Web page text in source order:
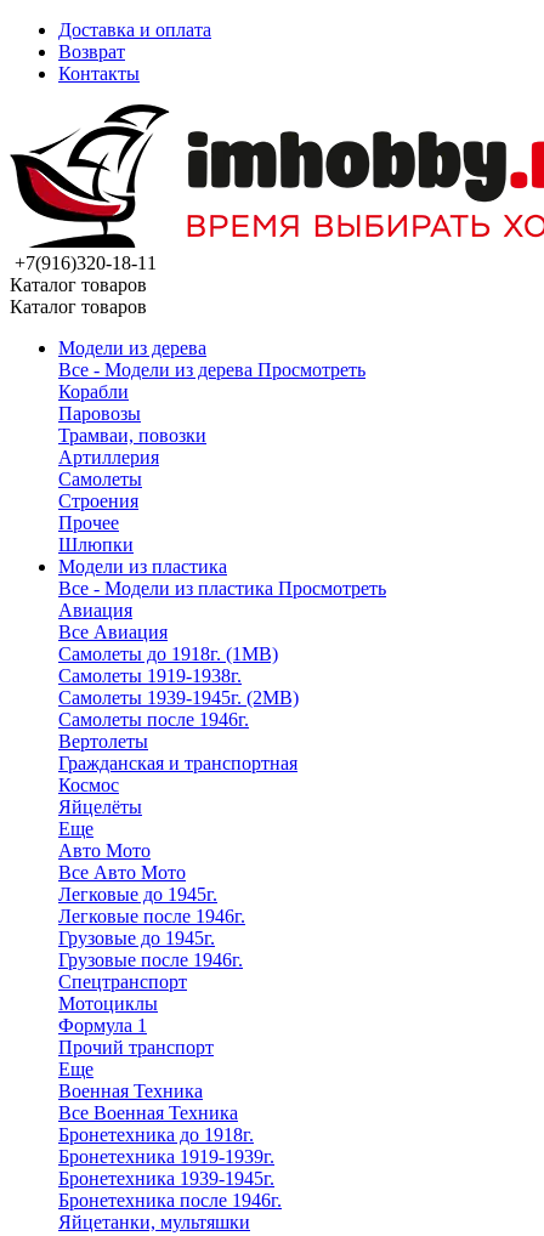
Доставка и оплата
Возврат
Контакты
+7(916)320-18-11
Каталог товаров
Каталог товаров
Модели из дерева
Все - Модели из дерева Просмотреть
Корабли
Паровозы
Трамваи, повозки
Артиллерия
Самолеты
Строения
Прочее
Шлюпки
Модели из пластика
Все - Модели из пластика Просмотреть
Авиация
Все Авиация
Самолеты до 1918г. (1МВ)
Самолеты 1919-1938г.
Самолеты 1939-1945г. (2МВ)
Самолеты после 1946г.
Вертолеты
Гражданская и транспортная
Космос
Яйцелёты
Еще
Авто Мото
Все Авто Мото
Легковые до 1945г.
Легковые после 1946г.
Грузовые до 1945г.
Грузовые после 1946г.
Спецтранспорт
Мотоциклы
Формула 1
Прочий транспорт
Еще
Военная Техника
Все Военная Техника
Бронетехника до 1918г.
Бронетехника 1919-1939г.
Бронетехника 1939-1945г.
Бронетехника после 1946г.
Яйцетанки, мультяшки